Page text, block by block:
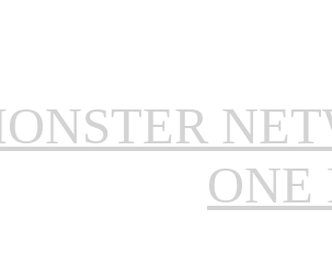
ONE